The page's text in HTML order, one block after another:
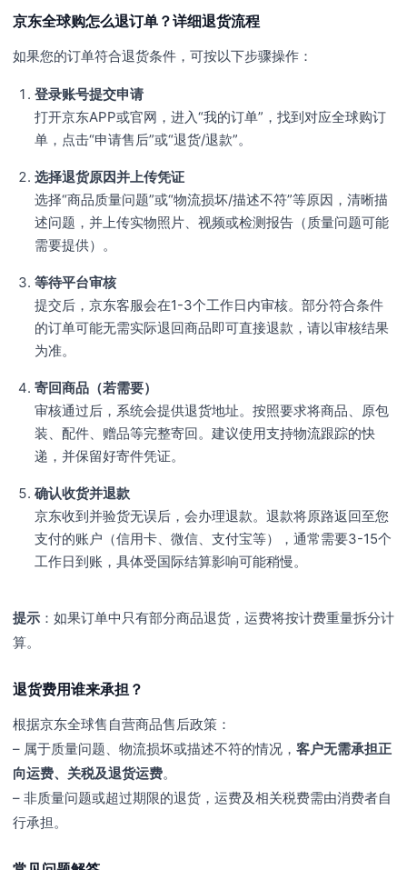
京东全球购怎么退订单？详细退货流程
如果您的订单符合退货条件，可按以下步骤操作：
登录账号提交申请
打开京东APP或官网，进入“我的订单”，找到对应全球购订
单，点击“申请售后”或“退货/退款”。
选择退货原因并上传凭证
选择“商品质量问题”或“物流损坏/描述不符”等原因，清晰描
述问题，并上传实物照片、视频或检测报告（质量问题可能
需要提供）。
等待平台审核
提交后，京东客服会在1-3个工作日内审核。部分符合条件
的订单可能无需实际退回商品即可直接退款，请以审核结果
为准。
寄回商品（若需要）
审核通过后，系统会提供退货地址。按照要求将商品、原包
装、配件、赠品等完整寄回。建议使用支持物流跟踪的快
递，并保留好寄件凭证。
确认收货并退款
京东收到并验货无误后，会办理退款。退款将原路返回至您
支付的账户（信用卡、微信、支付宝等），通常需要3-15个
工作日到账，具体受国际结算影响可能稍慢。
提示 ：如果订单中只有部分商品退货，运费将按计费重量拆分计
算。
退货费用谁来承担？
根据京东全球售自营商品售后政策：
– 属于质量问题、物流损坏或描述不符的情况， 客户无需承担正
向运费、关税及退货运费。
– 非质量问题或超过期限的退货，运费及相关税费需由消费者自
行承担。